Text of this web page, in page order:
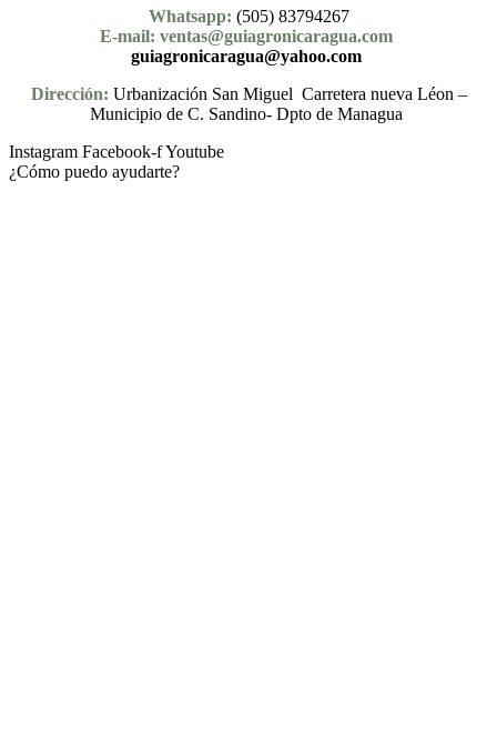
Whatsapp: (505) 83794267
E-mail: ventas@guiagronicaragua.com
guiagronicaragua@yahoo.com
Dirección: Urbanización San Miguel Carretera nueva Léon –
Municipio de C. Sandino- Dpto de Managua
Instagram Facebook-fYoutube
¿Cómo puedo ayudarte?